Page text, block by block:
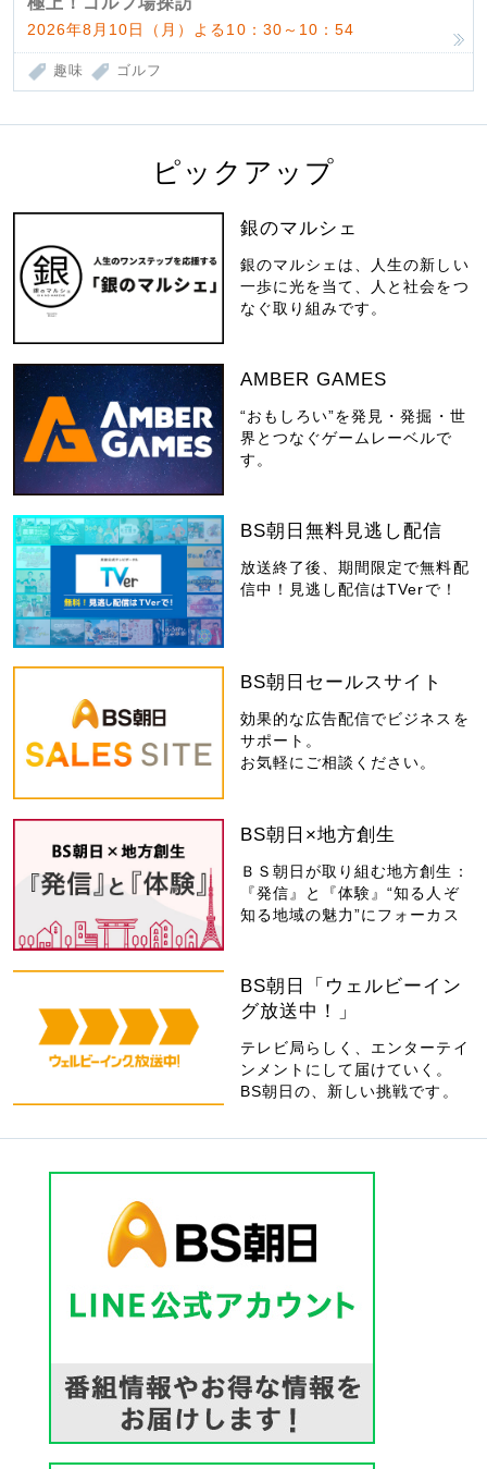
2026年8月10日（月）よる10：30～10：54
趣味 ゴルフ
ピックアップ
銀のマルシェ
銀のマルシェは、人生の新しい
一歩に光を当て、人と社会をつ
なぐ取り組みです。
AMBER GAMES
“おもしろい”を発見・発掘・世
界とつなぐゲームレーベルで
す。
BS朝日無料見逃し配信
放送終了後、期間限定で無料配
信中！見逃し配信はTVerで！
BS朝日セールスサイト
効果的な広告配信でビジネスを
サポート。
お気軽にご相談ください。
BS朝日×地方創生
ＢＳ朝日が取り組む地方創生：
『発信』と『体験』“知る人ぞ
知る地域の魅力”にフォーカス
BS朝日「ウェルビーイン
グ放送中！」
テレビ局らしく、エンターテイ
ンメントにして届けていく。
BS朝日の、新しい挑戦です。